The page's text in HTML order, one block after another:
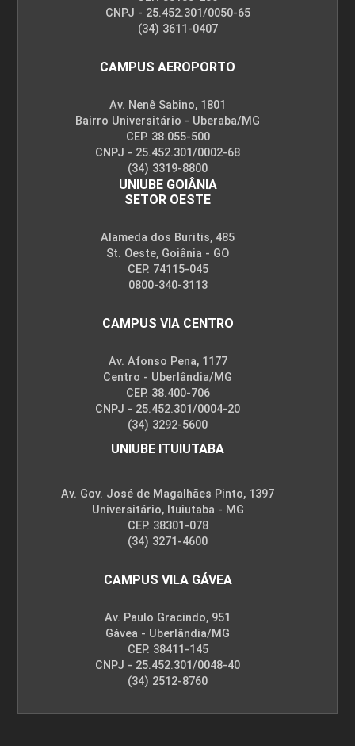
CNPJ - 25.452.301/0050-65
(34) 3611-0407
CAMPUS AEROPORTO
Av. Nenê Sabino, 1801
Bairro Universitário - Uberaba/MG
CEP. 38.055-500
CNPJ - 25.452.301/0002-68
(34) 3319-8800
UNIUBE GOIÂNIA
SETOR OESTE
Alameda dos Buritis, 485
St. Oeste, Goiânia - GO
CEP. 74115-045
0800-340-3113
CAMPUS VIA CENTRO
Av. Afonso Pena, 1177
Centro - Uberlândia/MG
CEP. 38.400-706
CNPJ - 25.452.301/0004-20
(34) 3292-5600
UNIUBE ITUIUTABA
Av. Gov. José de Magalhães Pinto, 1397
Universitário, Ituiutaba - MG
CEP. 38301-078
(34) 3271-4600
CAMPUS VILA GÁVEA
Av. Paulo Gracindo, 951
Gávea - Uberlândia/MG
CEP. 38411-145
CNPJ - 25.452.301/0048-40
(34) 2512-8760